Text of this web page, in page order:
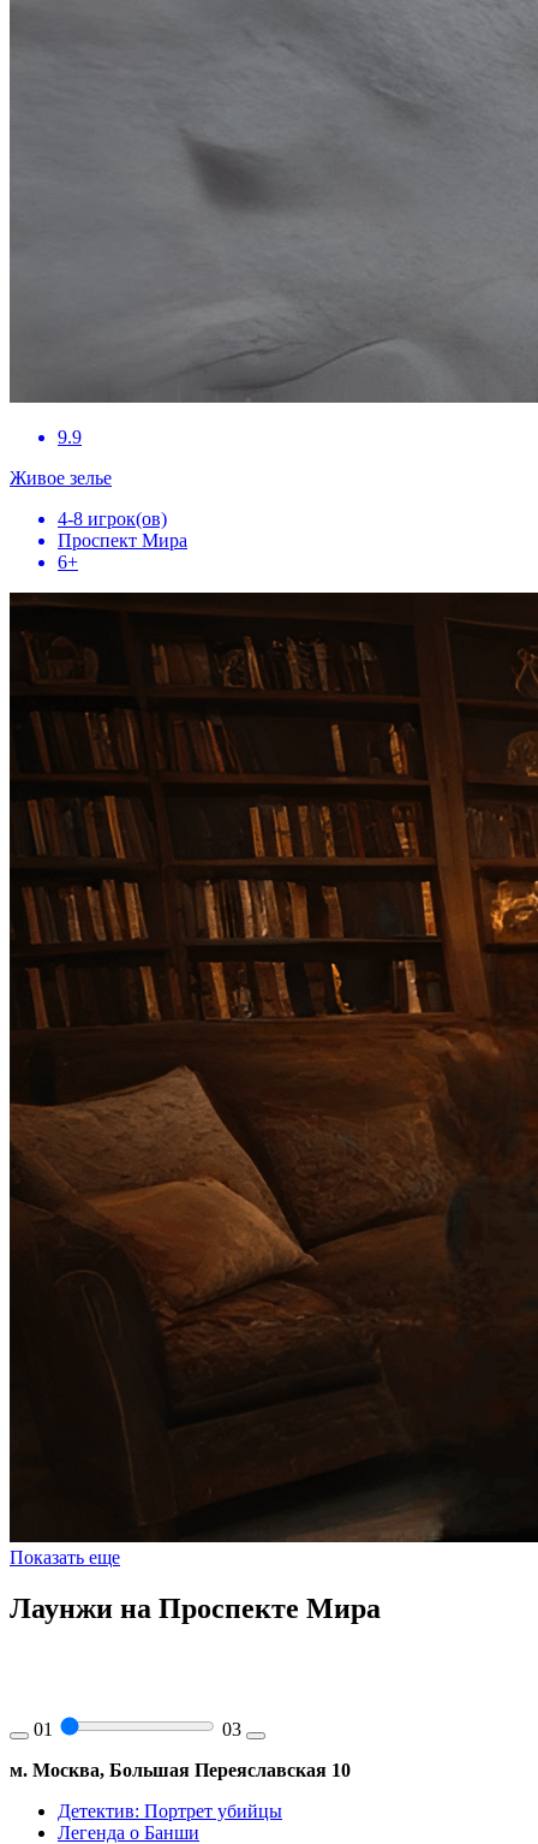
9.9
Живое зелье
4-8 игрок(ов)
Проспект Мира
6+
Показать еще
Лаунжи на Проспекте Мира
01
03
м. Москва, Большая Переяславская 10
Детектив: Портрет убийцы
Легенда о Банши